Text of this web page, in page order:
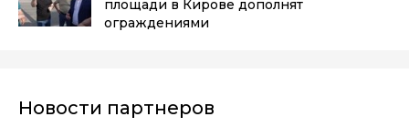
площади в Кирове дополнят
ограждениями
Новости партнеров